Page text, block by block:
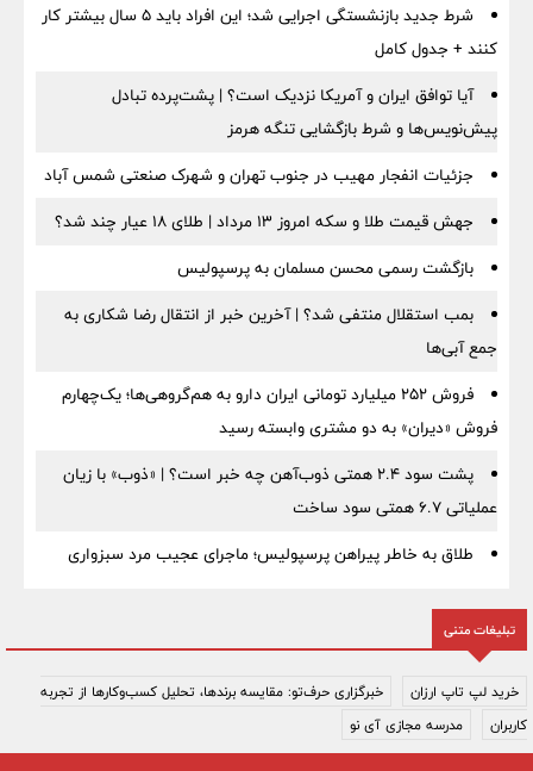
شرط جدید بازنشستگی اجرایی شد؛ این افراد باید ۵ سال بیشتر کار
کنند + جدول کامل
آیا توافق ایران و آمریکا نزدیک است؟ | پشت‌پرده تبادل
پیش‌نویس‌ها و شرط بازگشایی تنگه هرمز
جزئیات انفجار مهیب در جنوب تهران و شهرک صنعتی شمس آباد
جهش قیمت طلا و سکه امروز ۱۳ مرداد | طلای ۱۸ عیار چند شد؟
بازگشت رسمی محسن مسلمان به پرسپولیس
بمب استقلال منتفی شد؟ | آخرین خبر از انتقال رضا شکاری به
جمع آبی‌ها
فروش ۲۵۲ میلیارد تومانی ایران دارو به هم‌گروهی‌ها؛ یک‌چهارم
فروش «دیران» به دو مشتری وابسته رسید
پشت سود ۲.۴ همتی ذوب‌آهن چه خبر است؟ | «ذوب» با زیان
عملیاتی ۶.۷ همتی سود ساخت
طلاق به خاطر پیراهن پرسپولیس؛ ماجرای عجیب مرد سبزواری
تبلیغات متنی
خرید لپ تاپ ارزان
خبرگزاری حرف‌تو: مقایسه برندها، تحلیل کسب‌وکارها از تجربه
کاربران
مدرسه مجازی آی نو